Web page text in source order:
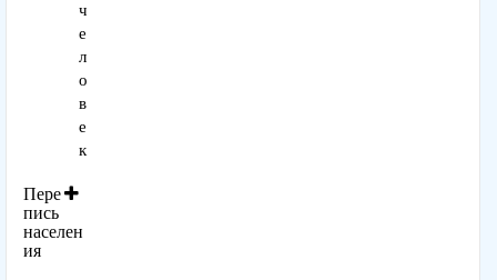
ч
е
л
о
в
е
к
Пере
пись
населен
ия